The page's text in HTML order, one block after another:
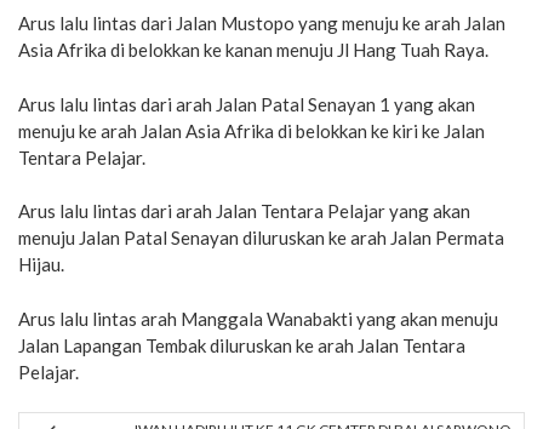
Arus lalu lintas dari Jalan Mustopo yang menuju ke arah Jalan
Asia Afrika di belokkan ke kanan menuju Jl Hang Tuah Raya.
Arus lalu lintas dari arah Jalan Patal Senayan 1 yang akan
menuju ke arah Jalan Asia Afrika di belokkan ke kiri ke Jalan
Tentara Pelajar.
Arus lalu lintas dari arah Jalan Tentara Pelajar yang akan
menuju Jalan Patal Senayan diluruskan ke arah Jalan Permata
Hijau.
Arus lalu lintas arah Manggala Wanabakti yang akan menuju
Jalan Lapangan Tembak diluruskan ke arah Jalan Tentara
Pelajar.